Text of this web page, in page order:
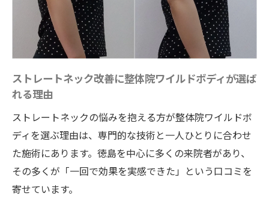
ストレートネック改善に整体院ワイルドボディが選ば
れる理由
ストレートネックの悩みを抱える方が整体院ワイルドボ
ディを選ぶ理由は、専門的な技術と一人ひとりに合わせ
た施術にあります。徳島を中心に多くの来院者があり、
その多くが「一回で効果を実感できた」という口コミを
寄せています。